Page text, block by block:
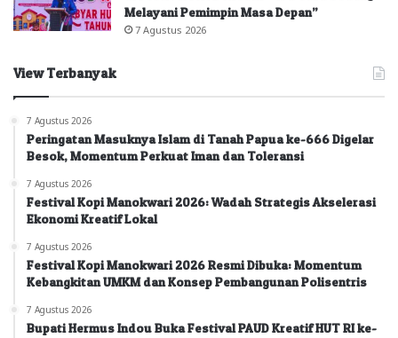
Melayani Pemimpin Masa Depan”
7 Agustus 2026
View Terbanyak
7 Agustus 2026
Peringatan Masuknya Islam di Tanah Papua ke-666 Digelar
Besok, Momentum Perkuat Iman dan Toleransi
7 Agustus 2026
Festival Kopi Manokwari 2026: Wadah Strategis Akselerasi
Ekonomi Kreatif Lokal
7 Agustus 2026
Festival Kopi Manokwari 2026 Resmi Dibuka: Momentum
Kebangkitan UMKM dan Konsep Pembangunan Polisentris
7 Agustus 2026
Bupati Hermus Indou Buka Festival PAUD Kreatif HUT RI ke-